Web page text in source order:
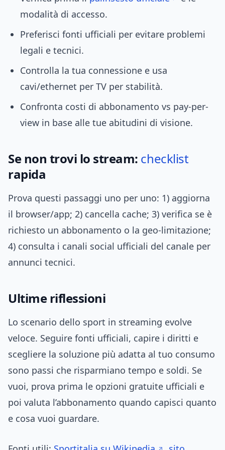
modalità di accesso.
Preferisci fonti ufficiali per evitare problemi
legali e tecnici.
Controlla la tua connessione e usa
cavi/ethernet per TV per stabilità.
Confronta costi di abbonamento vs pay-per-
view in base alle tue abitudini di visione.
Se non trovi lo stream: checklist
rapida
Prova questi passaggi uno per uno: 1) aggiorna
il browser/app; 2) cancella cache; 3) verifica se è
richiesto un abbonamento o la geo-limitazione;
4) consulta i canali social ufficiali del canale per
annunci tecnici.
Ultime riflessioni
Lo scenario dello sport in streaming evolve
veloce. Seguire fonti ufficiali, capire i diritti e
scegliere la soluzione più adatta al tuo consumo
sono passi che risparmiano tempo e soldi. Se
vuoi, prova prima le opzioni gratuite ufficiali e
poi valuta l’abbonamento quando capisci quanto
e cosa vuoi guardare.